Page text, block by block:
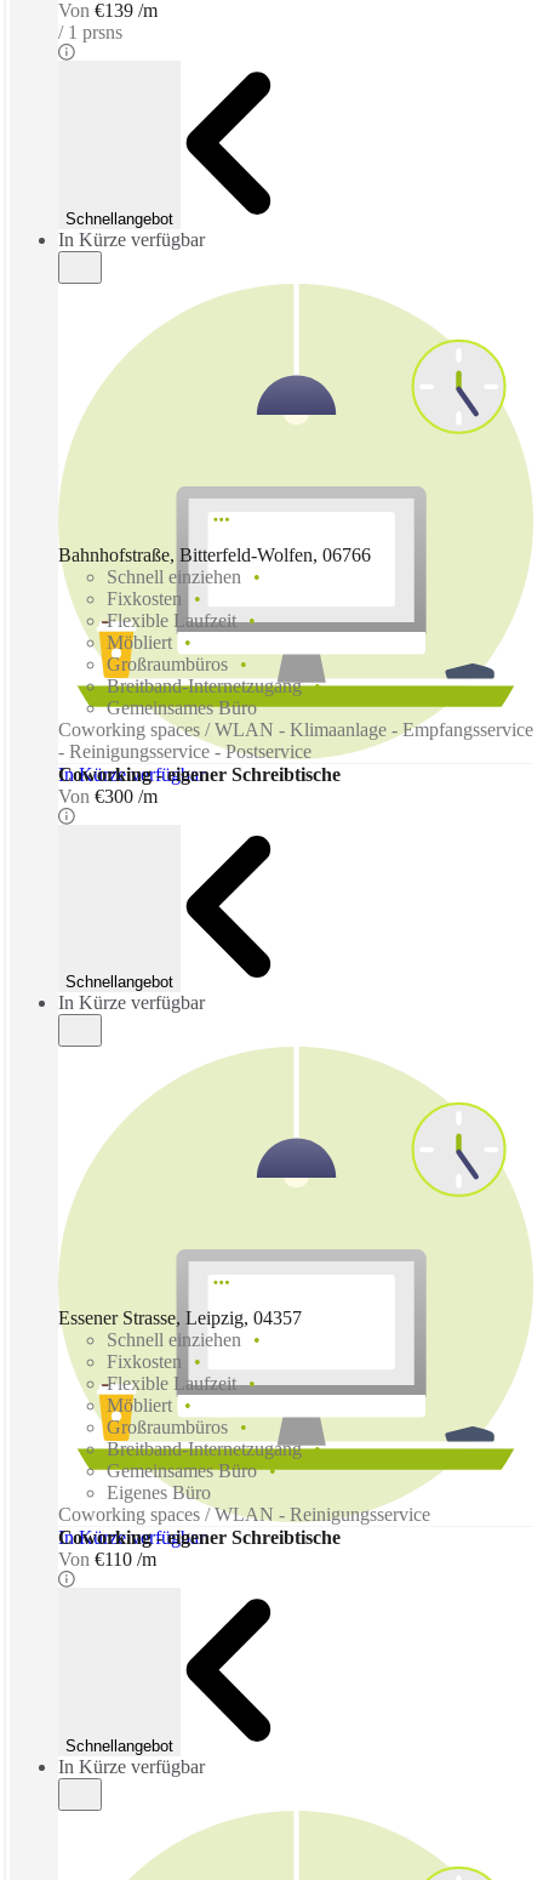
Von €139 /m
1 prsns
Schnellangebot
In Kürze verfügbar
In Kürze verfügbar
Bahnhofstraße, Bitterfeld-Wolfen, 06766
Schnell einziehen
Fixkosten
Flexible Laufzeit
Möbliert
Großraumbüros
Breitband-Internetzugang
Gemeinsames Büro
Coworking spaces / WLAN - Klimaanlage - Empfangsservice
- Reinigungsservice - Postservice
Coworking - eigener Schreibtische
Von €300 /m
Schnellangebot
In Kürze verfügbar
In Kürze verfügbar
Essener Strasse, Leipzig, 04357
Schnell einziehen
Fixkosten
Flexible Laufzeit
Möbliert
Großraumbüros
Breitband-Internetzugang
Gemeinsames Büro
Eigenes Büro
Coworking spaces / WLAN - Reinigungsservice
Coworking - eigener Schreibtische
Von €110 /m
Schnellangebot
In Kürze verfügbar